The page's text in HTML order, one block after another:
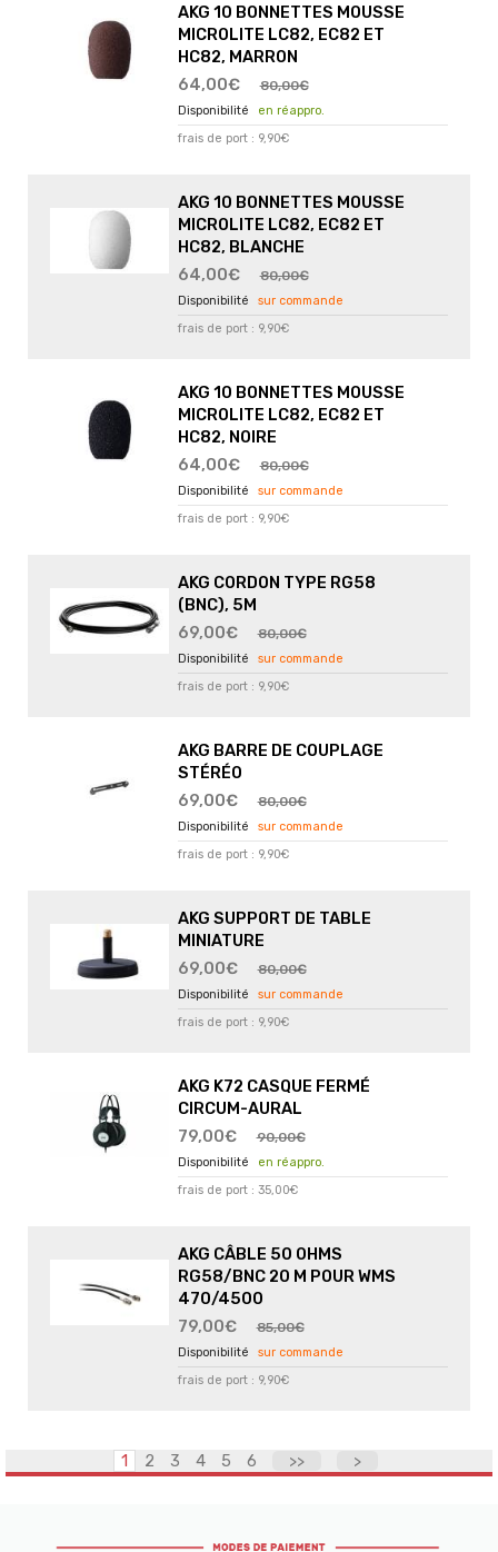
AKG 10 BONNETTES MOUSSE
MICROLITE LC82, EC82 ET
HC82, MARRON
64,00€
80,00€
en réappro.
frais de port : 9,90€
AKG 10 BONNETTES MOUSSE
MICROLITE LC82, EC82 ET
HC82, BLANCHE
64,00€
80,00€
sur commande
frais de port : 9,90€
AKG 10 BONNETTES MOUSSE
MICROLITE LC82, EC82 ET
HC82, NOIRE
64,00€
80,00€
sur commande
frais de port : 9,90€
AKG CORDON TYPE RG58
(BNC), 5M
69,00€
80,00€
sur commande
frais de port : 9,90€
AKG BARRE DE COUPLAGE
STÉRÉO
69,00€
80,00€
sur commande
frais de port : 9,90€
AKG SUPPORT DE TABLE
MINIATURE
69,00€
80,00€
sur commande
frais de port : 9,90€
AKG K72 CASQUE FERMÉ
CIRCUM-AURAL
79,00€
90,00€
en réappro.
frais de port : 35,00€
AKG CÂBLE 50 OHMS
RG58/BNC 20 M POUR WMS
470/4500
79,00€
85,00€
sur commande
frais de port : 9,90€
1 2 3 4 5 6 >> >